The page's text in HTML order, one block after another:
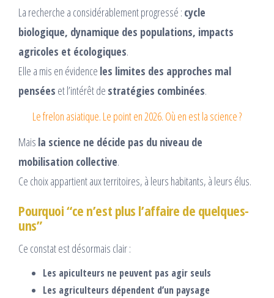
La recherche a considérablement progressé : cycle
biologique, dynamique des populations, impacts
agricoles et écologiques.
Elle a mis en évidence les limites des approches mal
pensées et l’intérêt de stratégies combinées.
Le frelon asiatique. Le point en 2026. Où en est la science ?
Mais la science ne décide pas du niveau de
mobilisation collective.
Ce choix appartient aux territoires, à leurs habitants, à leurs élus.
Pourquoi “ce n’est plus l’affaire de quelques-
uns”
Ce constat est désormais clair :
Les apiculteurs ne peuvent pas agir seuls
Les agriculteurs dépendent d’un paysage